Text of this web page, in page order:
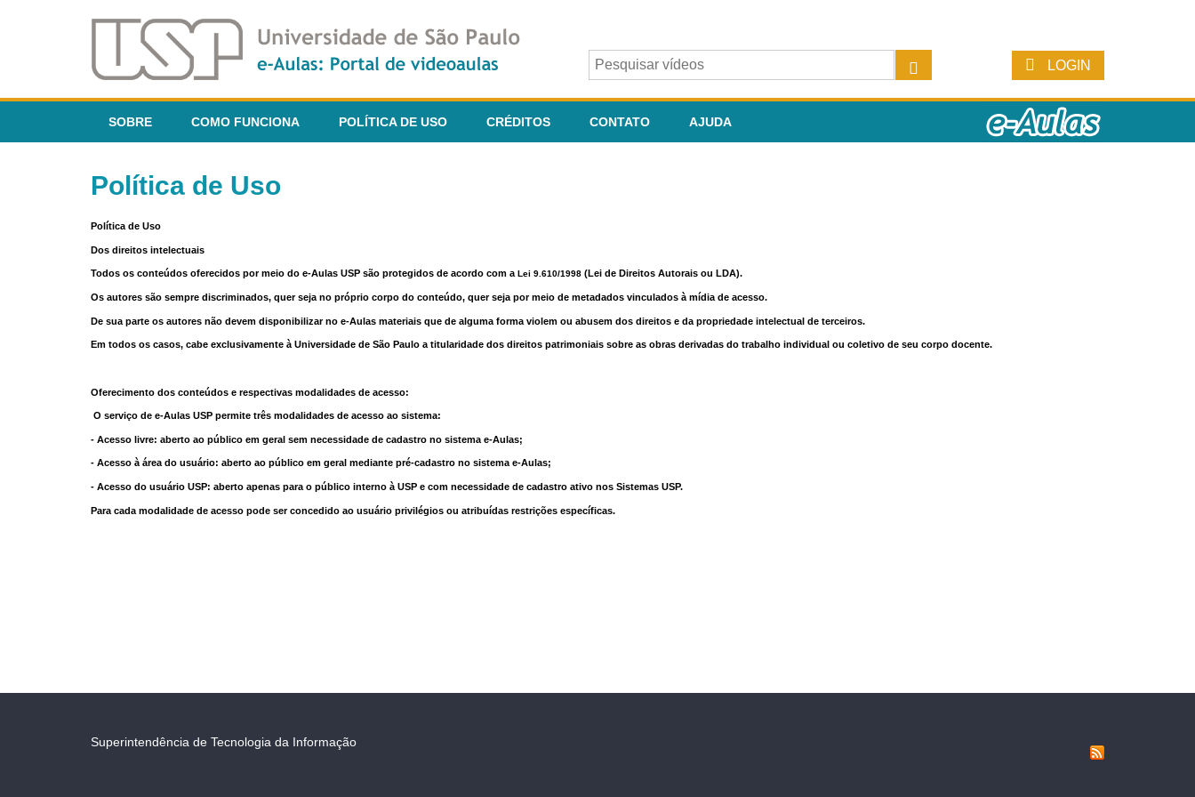
LOGIN
SOBRE COMO FUNCIONA POLÍTICA DE USO CRÉDITOS CONTATO AJUDA
Política de Uso
Política de Uso
Dos direitos intelectuais
Todos os conteúdos oferecidos por meio do e-Aulas USP são protegidos de acordo com a Lei 9.610/1998 (Lei de Direitos Autorais ou LDA).
Os autores são sempre discriminados, quer seja no próprio corpo do conteúdo, quer seja por meio de metadados vinculados à mídia de acesso.
De sua parte os autores não devem disponibilizar no e-Aulas materiais que de alguma forma violem ou abusem dos direitos e da propriedade intelectual de terceiros.
Em todos os casos, cabe exclusivamente à Universidade de São Paulo a titularidade dos direitos patrimoniais sobre as obras derivadas do trabalho individual ou coletivo de seu corpo docente.
Oferecimento dos conteúdos e respectivas modalidades de acesso:
O serviço de e-Aulas USP permite três modalidades de acesso ao sistema:
- Acesso livre: aberto ao público em geral sem necessidade de cadastro no sistema e-Aulas;
- Acesso à área do usuário: aberto ao público em geral mediante pré-cadastro no sistema e-Aulas;
- Acesso do usuário USP: aberto apenas para o público interno à USP e com necessidade de cadastro ativo nos Sistemas USP.
Para cada modalidade de acesso pode ser concedido ao usuário privilégios ou atribuídas restrições específicas.
Superintendência de Tecnologia da Informação